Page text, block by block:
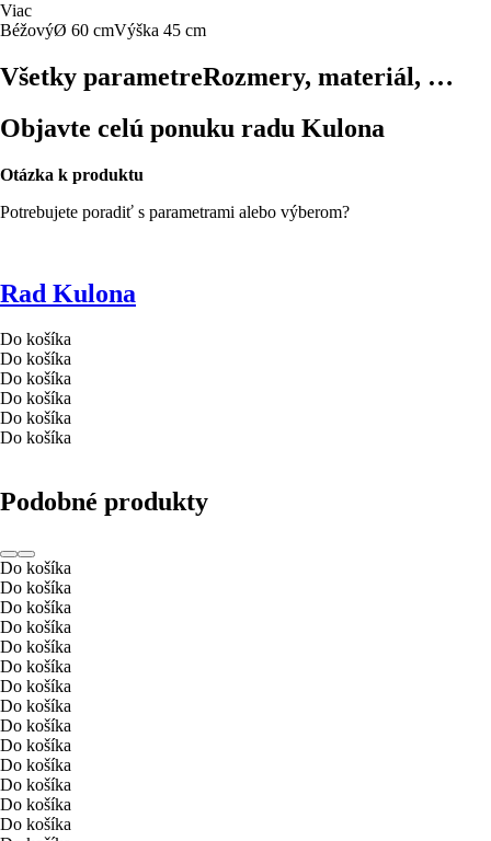
Viac
BéžovýØ 60 cmVýška 45 cm
Všetky parametreRozmery, materiál, …
Objavte celú ponuku radu Kulona
Otázka k produktu
Potrebujete poradiť s parametrami alebo výberom?
Rad Kulona
Do košíka
Do košíka
Do košíka
Do košíka
Do košíka
Do košíka
Podobné produkty
Do košíka
Do košíka
Do košíka
Do košíka
Do košíka
Do košíka
Do košíka
Do košíka
Do košíka
Do košíka
Do košíka
Do košíka
Do košíka
Do košíka